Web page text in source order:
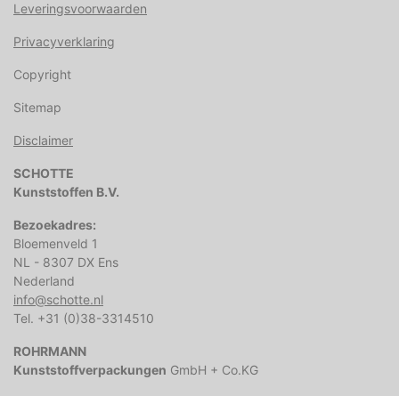
Leveringsvoorwaarden
Privacyverklaring
Copyright
Sitemap
Disclaimer
SCHOTTE
Kunststoffen B.V.
Bezoekadres:
Bloemenveld 1
NL - 8307 DX Ens
Nederland
info@schotte.nl
Tel. +31 (0)38-3314510
ROHRMANN
Kunststoffverpackungen GmbH + Co.KG